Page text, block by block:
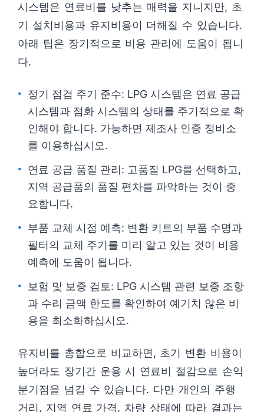
시스템은 연료비를 낮추는 매력을 지니지만, 초
기 설치비용과 유지비용이 더해질 수 있습니다.
아래 팁은 장기적으로 비용 관리에 도움이 됩니
다.
정기 점검 주기 준수: LPG 시스템은 연료 공급
시스템과 점화 시스템의 상태를 주기적으로 확
인해야 합니다. 가능하면 제조사 인증 정비소
를 이용하십시오.
연료 공급 품질 관리: 고품질 LPG를 선택하고,
지역 공급품의 품질 편차를 파악하는 것이 중
요합니다.
부품 교체 시점 예측: 변환 키트의 부품 수명과
필터의 교체 주기를 미리 알고 있는 것이 비용
예측에 도움이 됩니다.
보험 및 보증 검토: LPG 시스템 관련 보증 조항
과 수리 금액 한도를 확인하여 예기치 않은 비
용을 최소화하십시오.
유지비를 총합으로 비교하면, 초기 변환 비용이
높더라도 장기간 운용 시 연료비 절감으로 손익
분기점을 넘길 수 있습니다. 다만 개인의 주행
거리, 지역 연료 가격, 차량 상태에 따라 결과는